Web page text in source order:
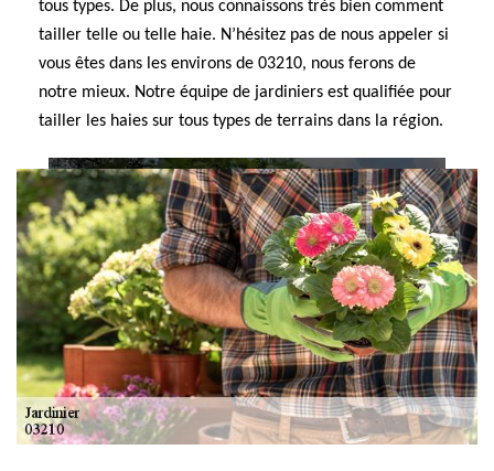
tous types. De plus, nous connaissons très bien comment
tailler telle ou telle haie. N’hésitez pas de nous appeler si
vous êtes dans les environs de 03210, nous ferons de
notre mieux. Notre équipe de jardiniers est qualifiée pour
tailler les haies sur tous types de terrains dans la région.